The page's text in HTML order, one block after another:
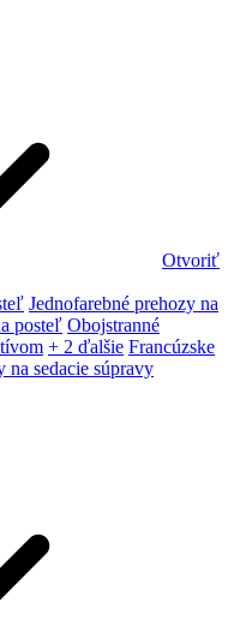
Otvoriť
Jednofarebné prehozy na
posteľ Obojstranné
+ 2 ďalšie Francúzske
na sedacie súpravy